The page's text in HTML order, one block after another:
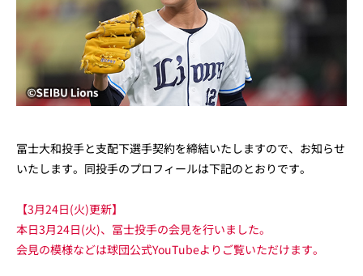
冨士大和投手と支配下選手契約を締結いたしますので、お知らせ
いたします。同投手のプロフィールは下記のとおりです。
【3月24日(火)更新】
本日3月24日(火)、冨士投手の会見を行いました。
会見の模様などは球団公式YouTubeよりご覧いただけます。